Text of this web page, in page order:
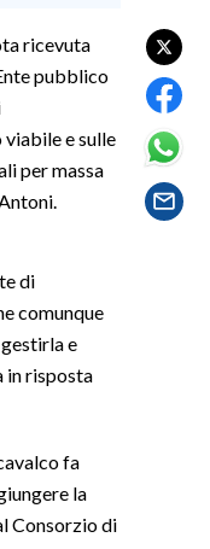
ricevuta
pubblico
e sulle
per massa
di
comunque
e
in risposta
fa
la
Consorzio di